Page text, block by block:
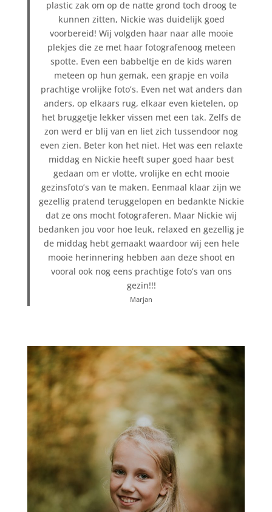
plastic zak om op de natte grond toch droog te
kunnen zitten, Nickie was duidelijk goed
voorbereid! Wij volgden haar naar alle mooie
plekjes die ze met haar fotografenoog meteen
spotte. Even een babbeltje en de kids waren
meteen op hun gemak, een grapje en voila
prachtige vrolijke foto’s. Even net wat anders dan
anders, op elkaars rug, elkaar even kietelen, op
het bruggetje lekker vissen met een tak. Zelfs de
zon werd er blij van en liet zich tussendoor nog
even zien. Beter kon het niet. Het was een relaxte
middag en Nickie heeft super goed haar best
gedaan om er vlotte, vrolijke en echt mooie
gezinsfoto’s van te maken. Eenmaal klaar zijn we
gezellig pratend teruggelopen en bedankte Nickie
dat ze ons mocht fotograferen. Maar Nickie wij
bedanken jou voor hoe leuk, relaxed en gezellig je
de middag hebt gemaakt waardoor wij een hele
mooie herinnering hebben aan deze shoot en
vooral ook nog eens prachtige foto’s van ons
gezin!!!
Marjan